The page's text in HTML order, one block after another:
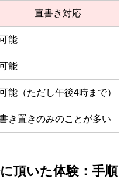
直書き対応
能
能
能（ただし午後4時まで）
き置きのみのことが多い
頂いた体験：手順